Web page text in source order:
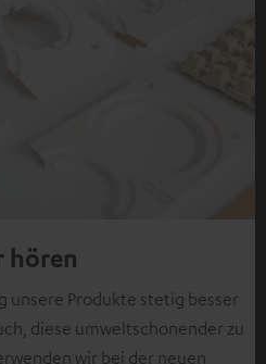
hören
unsere Produkte stetig besser
diese umweltschonender zu
wir bei der neuen